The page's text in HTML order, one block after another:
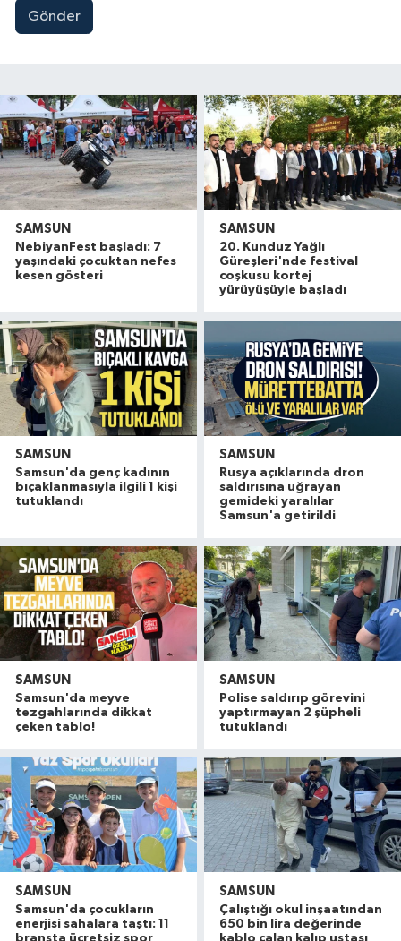
Gönder
SAMSUN
NebiyanFest başladı: 7
yaşındaki çocuktan nefes
kesen gösteri
SAMSUN
20. Kunduz Yağlı
Güreşleri'nde festival
coşkusu kortej
yürüyüşüyle başladı
SAMSUN
Samsun'da genç kadının
bıçaklanmasıyla ilgili 1 kişi
tutuklandı
SAMSUN
Rusya açıklarında dron
saldırısına uğrayan
gemideki yaralılar
Samsun'a getirildi
SAMSUN
Samsun'da meyve
tezgahlarında dikkat
çeken tablo!
SAMSUN
Polise saldırıp görevini
yaptırmayan 2 şüpheli
tutuklandı
SAMSUN
Samsun'da çocukların
enerjisi sahalara taştı: 11
branşta ücretsiz spor
SAMSUN
Çalıştığı okul inşaatından
650 bin lira değerinde
kablo çalan kalıp ustası